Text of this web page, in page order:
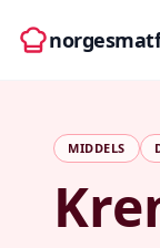
MIDDELS